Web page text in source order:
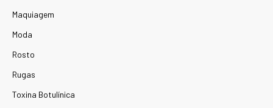
Maquiagem
Moda
Rosto
Rugas
Toxina Botulínica